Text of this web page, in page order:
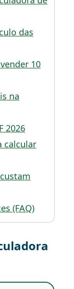
das
10
na
2026
calcular
(FAQ)